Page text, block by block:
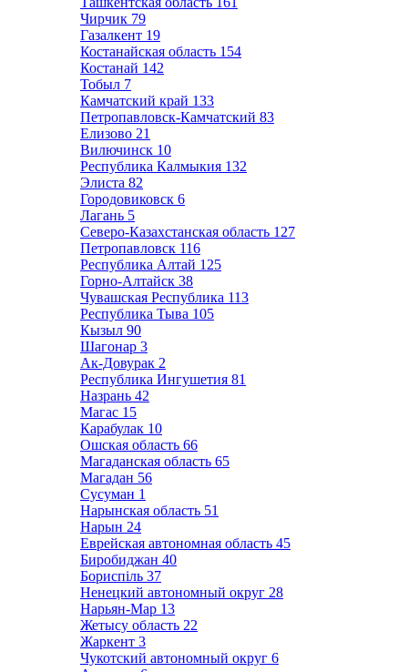
Чирчик 79
Газалкент 19
Костанайская область 154
Костанай 142
Тобыл 7
Камчатский край 133
Петропавловск-Камчатский 83
Елизово 21
Вилючинск 10
Республика Калмыкия 132
Элиста 82
Городовиковск 6
Лагань 5
Северо-Казахстанская область 127
Петропавловск 116
Республика Алтай 125
Горно-Алтайск 38
Чувашская Республика 113
Республика Тыва 105
Кызыл 90
Шагонар 3
Ак-Довурак 2
Республика Ингушетия 81
Назрань 42
Магас 15
Карабулак 10
Ошская область 66
Магаданская область 65
Магадан 56
Сусуман 1
Нарынская область 51
Нарын 24
Еврейская автономная область 45
Биробиджан 40
Бориспіль 37
Ненецкий автономный округ 28
Нарьян-Мар 13
Жетысу область 22
Жаркент 3
Чукотский автономный округ 6